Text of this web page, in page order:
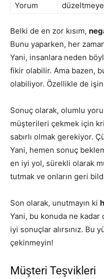
Yorum
düzeltmeye
Belki de en zor kısım,
Bunu yaparken, her zaman
Yani, insanlara neden
fikir olabilir. Ama bazen,
olabiliyor. Özellikle de
Sonuç olarak, olumlu
müşterileri çekmek için
sabırlı olmak gerekiyor.
Yani, hemen sonuç
en iyi yol, sürekli olarak
tutmak ve onların geri
Son olarak, unutmayın ki
Yani, bu konuda ne kadar
iyi sonuçlar alırsınız. Bu
çekinmeyin!
Müşteri Teşvikleri